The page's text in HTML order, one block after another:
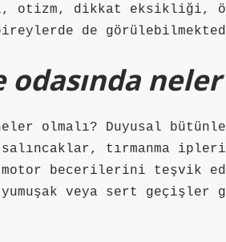
dikkat eksikliği,
de
olmalı? Duyusal
tırmanma
becerilerini teşvik
yumuşak veya sert